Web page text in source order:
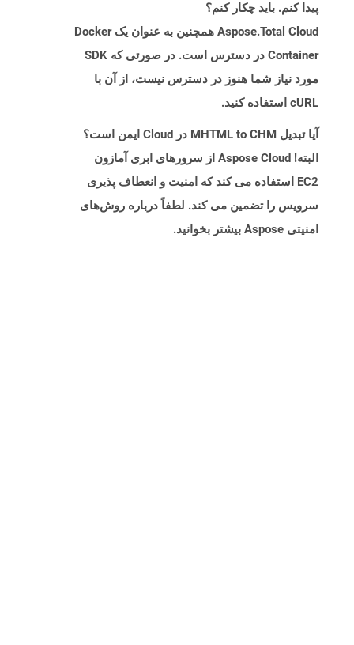
پیدا کنم. باید چکار کنم؟
Aspose.Total Cloud همچنین به عنوان یک Docker
Container در دسترس است. در صورتی که SDK
مورد نیاز شما هنوز در دسترس نیست، از آن با
cURL استفاده کنید.
آیا تبدیل MHTML to CHM در Cloud ایمن است؟
البته! Aspose Cloud از سرورهای ابری آمازون
EC2 استفاده می کند که امنیت و انعطاف پذیری
سرویس را تضمین می کند. لطفاً درباره روش‌های
امنیتی Aspose بیشتر بخوانید.